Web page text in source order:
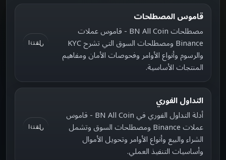
قاموس المصطلحات
مصطلحات BN All Coin - قاموس عملات
Binance ومصطلحات السوق التي تشرح KYC
والرسوم وأنواع الأوامر وفحوصات الأمان ومفاهيم
المنتجات الأساسية.
انتقل
التداول الفوري
أدلة التداول الفوري في BN All Coin - قاموس
عملات Binance ومصطلحات السوق وتشمل
الشراء والبيع وأنواع الأوامر وتحويل الأموال
وأساسيات التنفيذ العملي.
انتقل